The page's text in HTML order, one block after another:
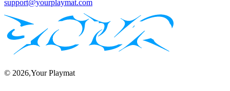
support@yourplaymat.com
© 2026,Your Playmat